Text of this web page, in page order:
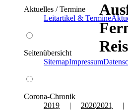
Aktuelles / Termine
Leitartikel & Termine
Seitenübersicht
SitemapImpressum
Corona-Chronik
2019 | 20202021